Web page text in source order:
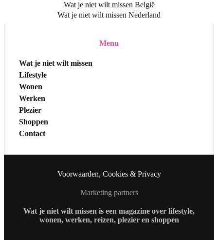
Wat je niet wilt missen België
Wat je niet wilt missen Nederland
Menu
Wat je niet wilt missen
Lifestyle
Wonen
Werken
Plezier
Shoppen
Contact
Voorwaarden, Cookies & Privacy
Marketing partners
Wat je niet wilt missen is een magazine over lifestyle,
wonen, werken, reizen, plezier en shoppen